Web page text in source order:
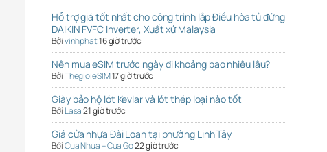
Hỗ trợ giá tốt nhất cho công trình lắp Điều hòa tủ đứng
DAIKIN FVFC Inverter, Xuất xứ Malaysia
Bởivinhphat16 giờ trước
Nên mua eSIM trước ngày đi khoảng bao nhiêu lâu?
BởiThegioieSIM17 giờ trước
Giày bảo hộ lót Kevlar và lót thép loại nào tốt
Bởi Lasa21 giờ trước
Giá cửa nhựa Đài Loan tại phường Linh Tây
BởiCua Nhua – Cua Go22 giờ trước